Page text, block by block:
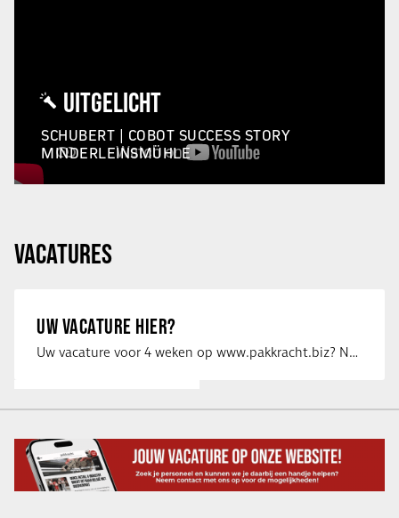
UITGELICHT
SCHUBERT | COBOT SUCCESS STORY
MINDERLEINSMÜHLE
VACATURES
UW VACATURE HIER?
Uw vacature voor 4 weken op www.pakkracht.biz? Neem dan contact op met Yannick van …